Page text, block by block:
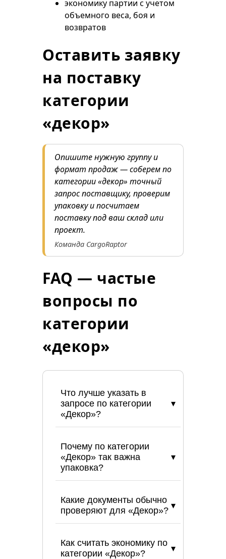
экономику партии с учетом
объемного веса, боя и
возвратов
Оставить заявку
на поставку
категории
«декор»
Опишите нужную группу и
формат продаж — соберем по
категории «декор» точный
запрос поставщику, проверим
упаковку и посчитаем
поставку под ваш склад или
проект.
Команда CargoRaptor
FAQ — частые
вопросы по
категории
«декор»
Что лучше указать в
запросе по категории
«Декор»?
Почему по категории
«Декор» так важна
упаковка?
Какие документы обычно
проверяют для «Декор»?
Как считать экономику по
категории «Декор»?